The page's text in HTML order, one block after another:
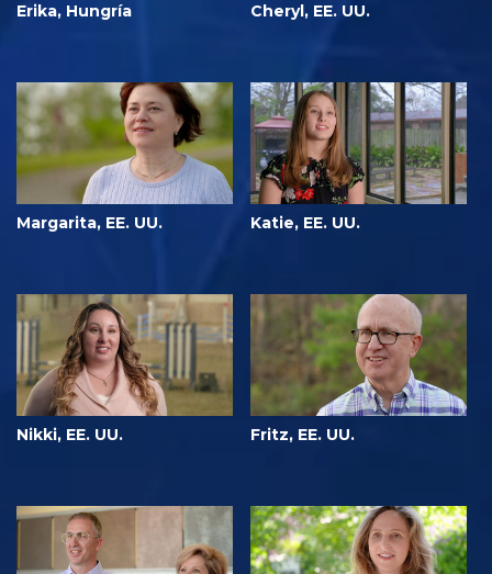
Erika, Hungría Cheryl, EE. UU.
Margarita, EE. UU. Katie, EE. UU.
Nikki, EE. UU. Fritz, EE. UU.